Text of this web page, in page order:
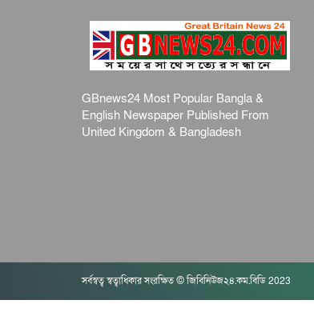
GBnews24 Most Popular Bangla &
English Newspaper Published From
United Kingdom & Bangladesh
সর্বস্বত্ব স্বত্বাধিকার সংরক্ষিত © জিবিনিউজ২৪.কম.বিডি 2023